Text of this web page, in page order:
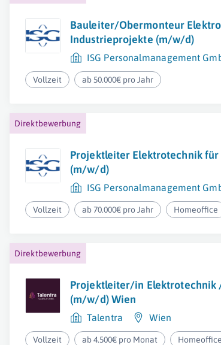
Bauleiter/Obermonteur
Industrieprojekte (m/w/d)
ISG Personalmanagement
Vollzeit ab 50.000€ pro Jahr
Direktbewerbung
Projektleiter Elektrotechnik
(m/w/d)
ISG Personalmanagement
Vollzeit ab 70.000€ pro Jahr Homeoffice
Direktbewerbung
Projektleiter/in Elektrotechnik
(m/w/d) Wien
Talentra Wien
Vollzeit ab 4.500€ pro Monat Homeoffice